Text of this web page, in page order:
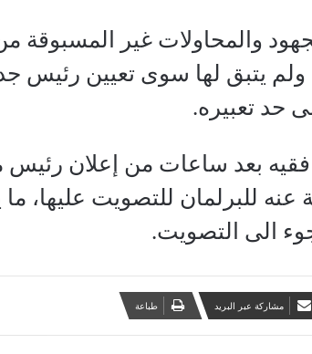
والمحاولات غير المسبوقة
ولم يتبق لها سوى تعيين
حد تعبيره.
فقيه بعد ساعات من إعلان
للبرلمان للتصويت عليها، ما
الى التصويت.
مشاركة عبر البريد طباعة